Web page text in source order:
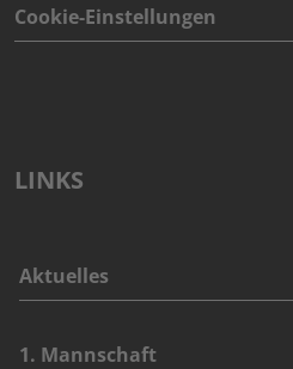
Cookie-Einstellungen
LINKS
Aktuelles
1. Mannschaft